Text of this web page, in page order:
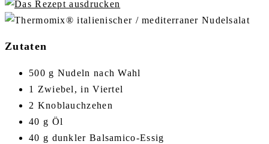
Zutaten
500 g Nudeln nach Wahl
1 Zwiebel, in Viertel
2 Knoblauchzehen
40 g Öl
40 g dunkler Balsamico-Essig